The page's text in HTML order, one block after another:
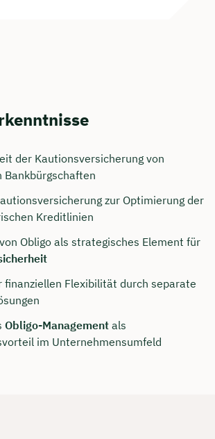
der Kautionsversicherung von
zur Optimierung der
Kreditlinien
Obligo als strategisches Element für
finanziellen Flexibilität durch separate
Obligo-Management als
im Unternehmensumfeld